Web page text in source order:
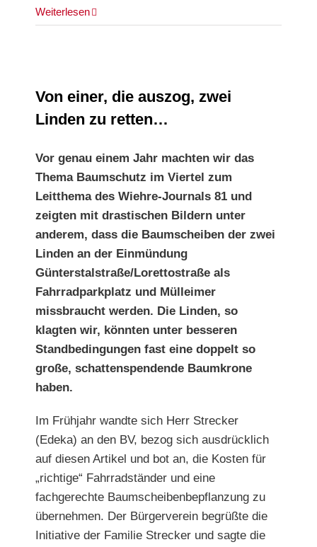
Editorial
Weiterlesen
Von einer, die auszog, zwei
Linden zu retten…
Vor genau einem Jahr machten wir das
Thema Baumschutz im Viertel zum
Leitthema des Wiehre-Journals 81 und
zeigten mit drastischen Bildern unter
anderem, dass die Baumscheiben der zwei
Linden an der Einmündung
Günterstalstraße/Lorettostraße als
Fahrradparkplatz und Mülleimer
missbraucht werden. Die Linden, so
klagten wir, könnten unter besseren
Standbedingungen fast eine doppelt so
große, schattenspendende Baumkrone
haben.
Im Frühjahr wandte sich Herr Strecker
(Edeka) an den BV, bezog sich ausdrücklich
auf diesen Artikel und bot an, die Kosten für
„richtige“ Fahrradständer und eine
fachgerechte Baumscheibenbepflanzung zu
übernehmen. Der Bürgerverein begrüßte die
Initiative der Familie Strecker und sagte die